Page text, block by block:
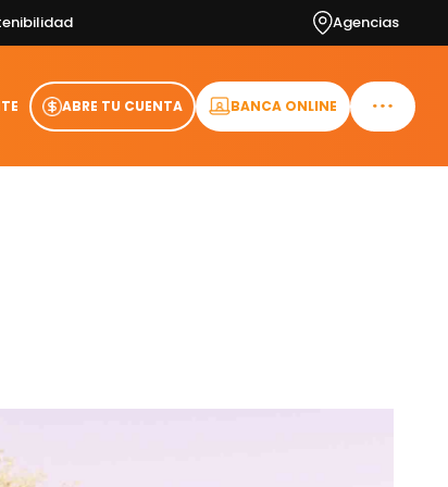
Agencias
ABRE TU CUENTA BANCA ONLINE